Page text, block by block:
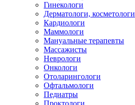
Гинекологи
Дерматологи, косметологи
Кардиологи
Маммологи
Мануальные терапевты
Массажисты
Неврологи
Онкологи
Отоларингологи
Офтальмологи
Педиатры
Проктологи